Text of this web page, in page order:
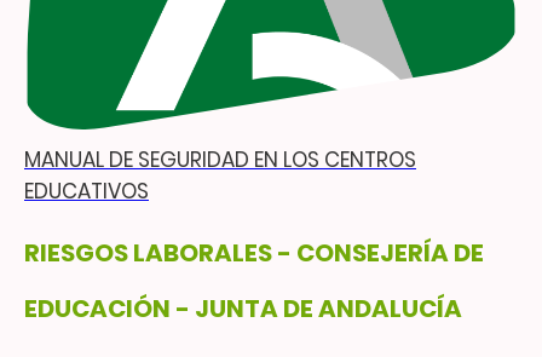
MANUAL DE SEGURIDAD EN LOS CENTROS
EDUCATIVOS
RIESGOS LABORALES - CONSEJERÍA DE
EDUCACIÓN - JUNTA DE ANDALUCÍA